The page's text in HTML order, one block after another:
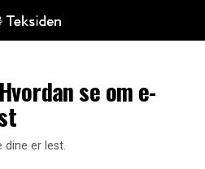
se om e-
dine er lest.